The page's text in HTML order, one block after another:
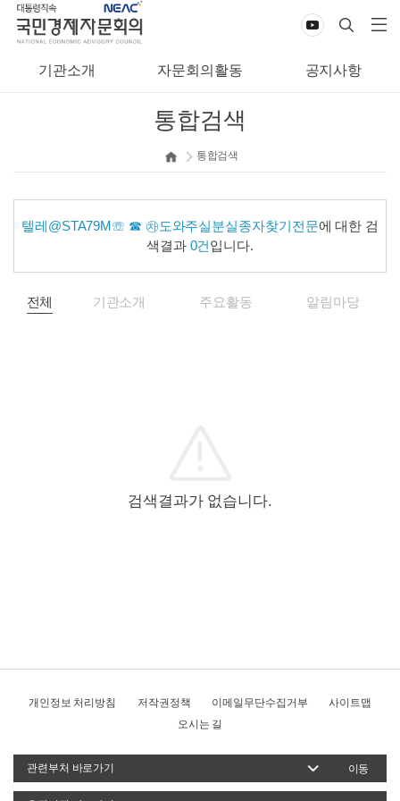
기관소개 자문회의활동 공지사항
통합검색
통합검색
텔레@STA79M☏ ☎ ㉷도와주실분실종자찾기전문에 대한 검
색결과 0건입니다.
전체 기관소개 주요활동 알림마당
검색결과가 없습니다.
개인정보 처리방침 저작권정책 이메일무단수집거부
사이트맵
오시는 길
이동